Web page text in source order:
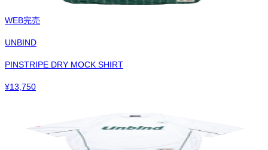
WEB完売
UNBIND
PINSTRIPE DRY MOCK SHIRT
¥13,750